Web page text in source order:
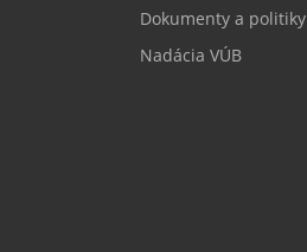
Dokumenty a politiky
Nadácia VÚB